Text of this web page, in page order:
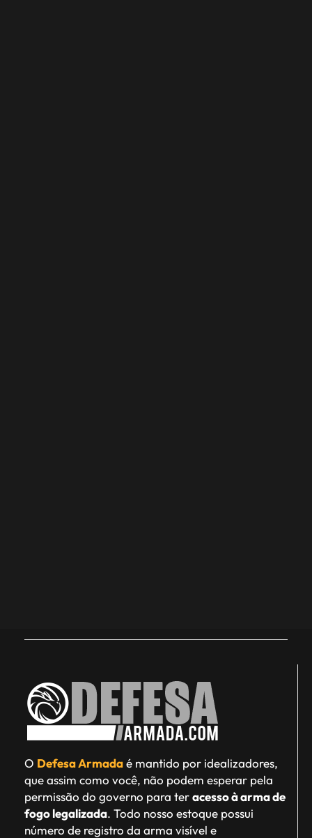
O Defesa Armadaé mantido por idealizadores,
que assim como você, não podem esperar pela
permissão do governo para teracesso à arma de
fogo legalizada. Todo nosso estoque possui
número de registro da arma visível e